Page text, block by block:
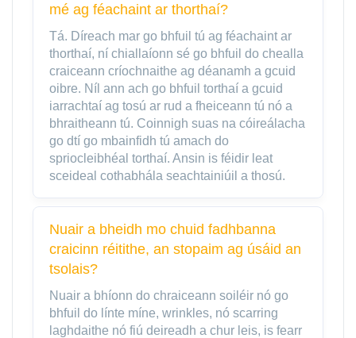
mé ag féachaint ar thorthaí?
Tá. Díreach mar go bhfuil tú ag féachaint ar
thorthaí, ní chiallaíonn sé go bhfuil do chealla
craiceann críochnaithe ag déanamh a gcuid
oibre. Níl ann ach go bhfuil torthaí a gcuid
iarrachtaí ag tosú ar rud a fheiceann tú nó a
bhraitheann tú. Coinnigh suas na cóireálacha
go dtí go mbainfidh tú amach do
spriocleibhéal torthaí. Ansin is féidir leat
sceideal cothabhála seachtainiúil a thosú.
Nuair a bheidh mo chuid fadhbanna
craicinn réitithe, an stopaim ag úsáid an
tsolais?
Nuair a bhíonn do chraiceann soiléir nó go
bhfuil do línte míne, wrinkles, nó scarring
laghdaithe nó fiú deireadh a chur leis, is fearr